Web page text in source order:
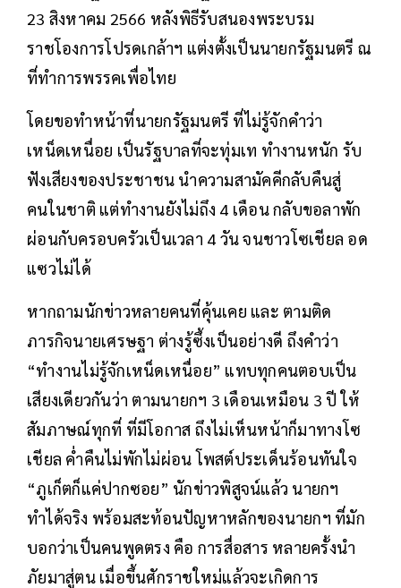
23 สิงหาคม 2566 หลังพิธีรับสนองพระบรม
ราชโองการโปรดเกล้าฯ แต่งตั้งเป็นนายกรัฐมนตรี ณ
ที่ทำการพรรคเพื่อไทย
โดยขอทำหน้าที่นายกรัฐมนตรี ที่ไม่รู้จักคำว่า
เหน็ดเหนื่อย เป็นรัฐบาลที่จะทุ่มเท ทำงานหนัก รับ
ฟังเสียงของประชาชน นำความสามัคคีกลับคืนสู่
คนในชาติ แต่ทำงานยังไม่ถึง 4 เดือน กลับขอลาพัก
ผ่อนกับครอบครัวเป็นเวลา 4 วัน จนชาวโซเชียล อด
แซวไม่ได้
หากถามนักข่าวหลายคนที่คุ้นเคย และ ตามติด
ภารกิจนายเศรษฐา ต่างรู้ซึ้งเป็นอย่างดี ถึงคำว่า
“ทำงานไม่รู้จักเหน็ดเหนื่อย” แทบทุกคนตอบเป็น
เสียงเดียวกันว่า ตามนายกฯ 3 เดือนเหมือน 3 ปี ให้
สัมภาษณ์ทุกที่ ที่มีโอกาส ถึงไม่เห็นหน้าก็มาทางโซ
เชียล ค่ำคืนไม่พักไม่ผ่อน โพสต์ประเด็นร้อนทันใจ
“ภูเก็ตก็แค่ปากซอย” นักข่าวพิสูจน์แล้ว นายกฯ
ทำได้จริง พร้อมสะท้อนปัญหาหลักของนายกฯ ที่มัก
บอกว่าเป็นคนพูดตรง คือ การสื่อสาร หลายครั้งนำ
ภัยมาสู่ตน เมื่อขึ้นศักราชใหม่แล้วจะเกิดการ